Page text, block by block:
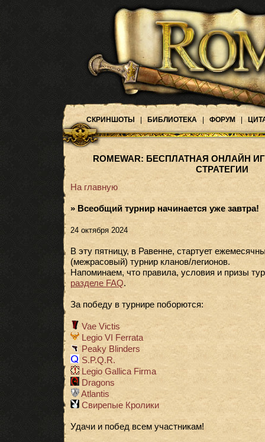
СКРИНШОТЫ БИБЛИОТЕКА ФОРУМ
ROMEWAR: БЕСПЛАТНАЯ ОНЛАЙН
СТРАТЕГИИ
На главную
» Всеобщий турнир начинается уже завтра!
24 октября 2024
В эту пятницу, в Равенне, стартует
(межрасовый) турнир кланов/легионов.
Напоминаем, что правила, условия и призы
разделе FAQ.
За победу в турнире поборются:
Vae Victis
Legio VI Ferrata
Peaky Blinders
S.P.Q.R.
Legio Gallica Firma
Dragons
Atlantis
Свирепые Кролики
Удачи и побед всем участникам!